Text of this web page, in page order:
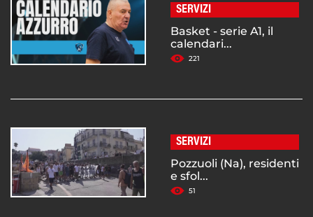
SERVIZI
Basket - serie A1, il
calendari...
221
SERVIZI
Pozzuoli (Na), residenti
e sfol...
51